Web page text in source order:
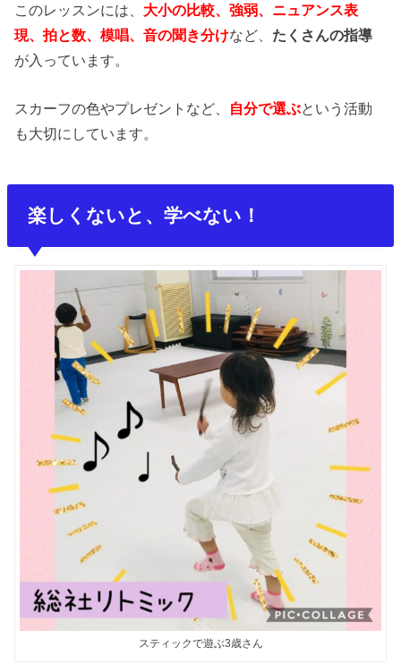
このレッスンには、 大小の比較、強弱、ニュアンス表
現、拍と数、模唱、音の聞き分けなど、 たくさんの指導
が入っています。
スカーフの色やプレゼントなど、 自分で選ぶという活動
も大切にしています。
楽しくないと、学べない！
スティックで遊ぶ3歳さん